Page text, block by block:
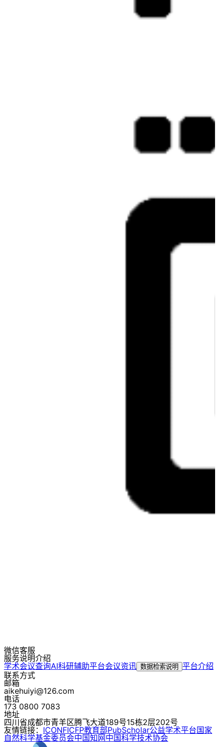
微信客服
服务说明介绍
学术会议查询AI科研辅助平台会议资讯 数据检索说明 平台介绍
联系方式
邮箱
aikehuiyi@126.com
电话
173 0800 7083
地址
四川省成都市青羊区腾飞大道189号15栋2层202号
友情链接： ICONFICFP教育部PubScholar公益学术平台国家
自然科学基金委员会中国知网中国科学技术协会